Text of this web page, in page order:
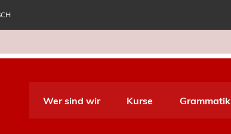
World Italiano
Wer sind wir Kurse Grammatik